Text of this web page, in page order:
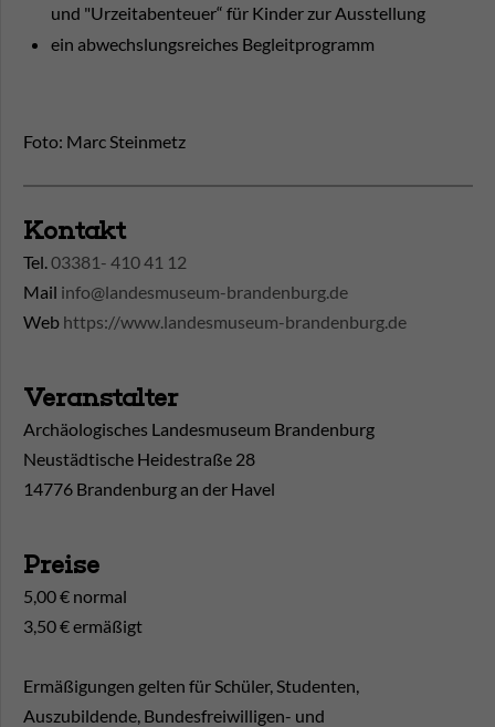
und "Urzeitabenteuer“ für Kinder zur Ausstellung
ein abwechslungsreiches Begleitprogramm
Foto: Marc Steinmetz
Kontakt
Tel. 03381- 410 41 12
Mail info@landesmuseum-brandenburg.de
Web https://www.landesmuseum-brandenburg.de
Veranstalter
Archäologisches Landesmuseum Brandenburg
Neustädtische Heidestraße 28
14776 Brandenburg an der Havel
Preise
5,00 € normal
3,50 € ermäßigt
Ermäßigungen gelten für Schüler, Studenten,
Auszubildende, Bundesfreiwilligen- und